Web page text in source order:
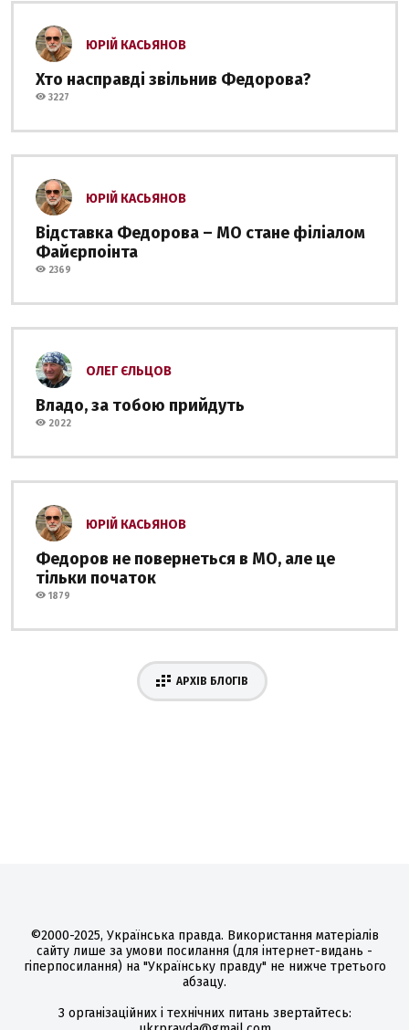
ЮРІЙ КАСЬЯНОВ
Хто насправді звільнив Федорова?
3227
ЮРІЙ КАСЬЯНОВ
Відставка Федорова – МО стане філіалом
Файєрпоінта
2369
ОЛЕГ ЄЛЬЦОВ
Владо, за тобою прийдуть
2022
ЮРІЙ КАСЬЯНОВ
Федоров не повернеться в МО, але це
тільки початок
1879
АРХІВ БЛОГІВ
©2000-2025, Українська правда. Використання матеріалів
сайту лише за умови посилання (для інтернет-видань -
гіперпосилання) на "Українську правду" не нижче третього
абзацу.
З організаційних і технічних питань звертайтесь: